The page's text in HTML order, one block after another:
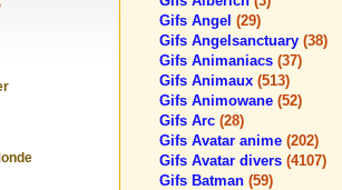
Gifs Angel (29)
Gifs Angelsanctuary (38)
Gifs Animaniacs (37)
Gifs Animaux (513)
Gifs Animowane (52)
Gifs Arc (28)
Gifs Avatar anime (202)
Gifs Avatar divers (4107)
Gifs Batman (59)